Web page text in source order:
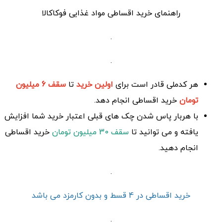
راهنمای خرید اقساطی مواد غذایی فوکاکالا
.
.
هر کدملی قادر است برای اولین خرید تا
سقف 6 میلیون
تومان خرید اقساطی انجام دهد.
با هربار پاس شدن چک های قبلی اعتبار خرید شما افزایش
یافته و می توانید تا سقف 30 میلیون تومان
خرید اقساطی
انجام دهید.
.
خرید اقساطی در 4 قسط و بدون کارمزد می باشد
.